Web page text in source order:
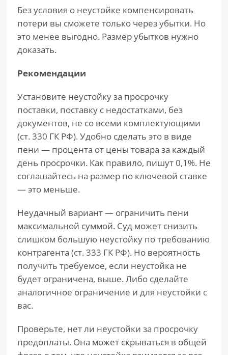
Без условия о неустойке компенсировать
потери вы сможете только через убытки. Но
это менее выгодно. Размер убытков нужно
доказать.
Рекомендации
Установите неустойку за просрочку
поставки, поставку с недостатками, без
документов, не со всеми комплектующими
(ст. 330 ГК РФ). Удобно сделать это в виде
пени — процента от цены товара за каждый
день просрочки. Как правило, пишут 0,1%. Не
соглашайтесь на размер по ключевой ставке
— это меньше.
Неудачный вариант — ограничить пени
максимальной суммой. Суд может снизить
слишком большую неустойку по требованию
контрагента (ст. 333 ГК РФ). Но вероятность
получить требуемое, если неустойка не
будет ограничена, выше. Либо сделайте
аналогичное ограничение и для неустойки с
вас.
Проверьте, нет ли неустойки за просрочку
предоплаты. Она может скрываться в общей